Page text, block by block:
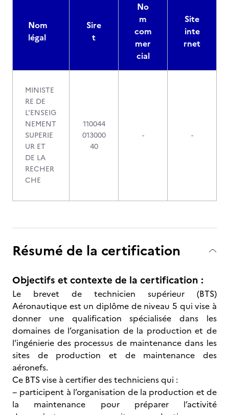
Nom
légal
Sire
t
No
m
com
mer
cial
Site
inte
rnet
MINISTE
RE DE
L'ENSEIG
NEMENT
SUPERIE
UR ET
DE LA
RECHER
CHE
110044
013000
40
- -
Résumé de la certification
Objectifs et contexte de la certification :
Le brevet de technicien supérieur (BTS)
Aéronautique est un diplôme de niveau 5 qui vise à
donner une qualification spécialisée dans les
domaines de l’organisation de la production et de
l’ingénierie des processus de maintenance dans les
sites de production et de maintenance des
aéronefs.
Ce BTS vise à certifier des techniciens qui :
− participent à l’organisation de la production et de
la maintenance pour préparer l’activité